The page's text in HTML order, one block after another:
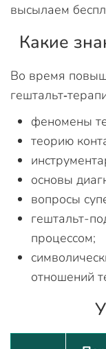
высылаем
Какие
Во время
феномены
теорию
основы
вопросы
гештальт-
процессом;
отношений